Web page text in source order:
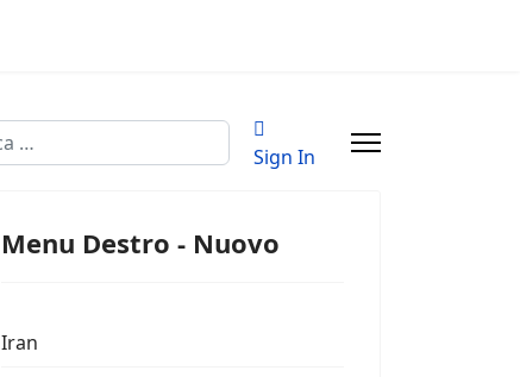
Sign In
Menu Destro - Nuovo
Iran